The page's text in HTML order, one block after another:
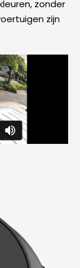
zonder
zijn